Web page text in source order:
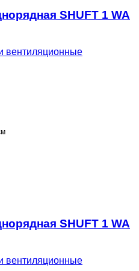
оборудование
-40…+60 С °С
SHUFT 1 WA
вентиляционные
комплекте:
и воздушного
оборудование
от -40 до 60 °С
SHUFT 1 WA
вентиляционные